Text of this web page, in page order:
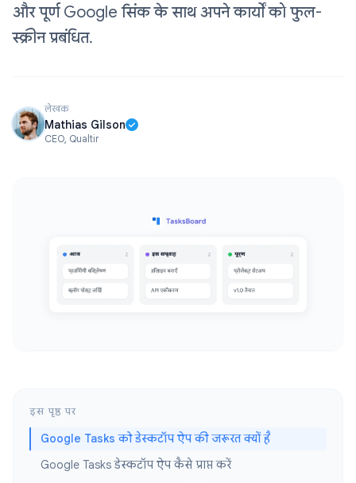
और पूर्ण Google सिंक के साथ अपने कार्यों को फुल-
स्क्रीन प्रबंधित.
लेखक
Mathias Gilson
CEO, Qualtir
इस पृष्ठ पर
Google Tasks को डेस्कटॉप ऐप की जरूरत क्यों है
Google Tasks डेस्कटॉप ऐप कैसे प्राप्त करें